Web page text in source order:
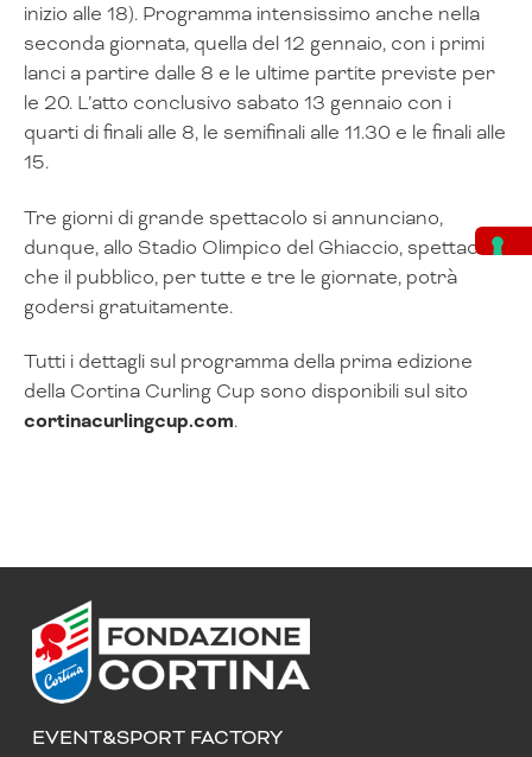
inizio alle 18). Programma intensissimo anche nella
seconda giornata, quella del 12 gennaio, con i primi
lanci a partire dalle 8 e le ultime partite previste per
le 20. L’atto conclusivo sabato 13 gennaio con i
quarti di finali alle 8, le semifinali alle 11.30 e le finali alle
15.
Tre giorni di grande spettacolo si annunciano,
dunque, allo Stadio Olimpico del Ghiaccio, spettacolo
che il pubblico, per tutte e tre le giornate, potrà
godersi gratuitamente.
Tutti i dettagli sul programma della prima edizione
della Cortina Curling Cup sono disponibili sul sito
cortinacurlingcup.com.
EVENT&SPORT FACTORY